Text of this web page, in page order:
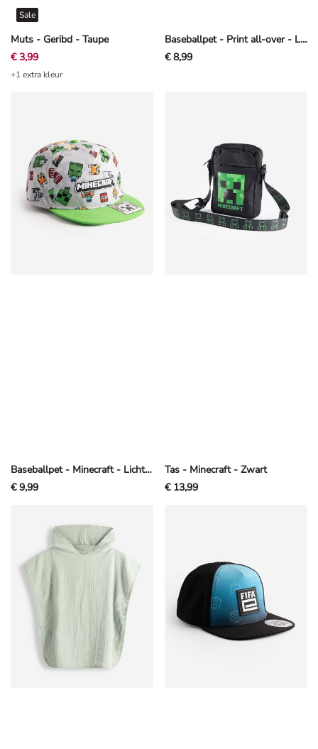
Muts - Geribd - Taupe
Sale
€ 3,99
+1 extra kleur
Baseballpet - Print all-over - Lichtgroen
€ 8,99
Baseballpet - Minecraft - Lichtgrijs
€ 9,99
Tas - Minecraft - Zwart
€ 13,99